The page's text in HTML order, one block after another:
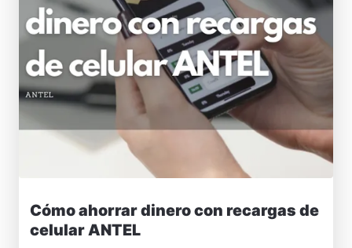
Cómo ahorrar dinero con recargas de
celular ANTEL